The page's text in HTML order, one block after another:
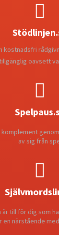

kostnadsfri
oavsett

av sig från

är till för dig som
en närstående